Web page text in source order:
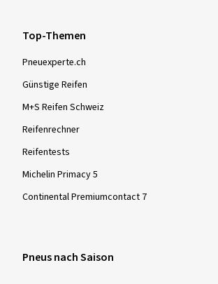
Top-Themen
Pneuexperte.ch
Günstige Reifen
M+S Reifen Schweiz
Reifenrechner
Reifentests
Michelin Primacy 5
Continental Premiumcontact 7
Pneus nach Saison